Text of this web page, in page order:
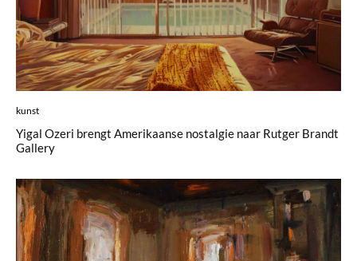
kunst
Yigal Ozeri brengt Amerikaanse nostalgie naar Rutger Brandt
Gallery